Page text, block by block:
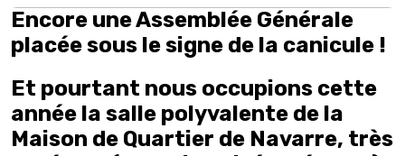
Encore une Assemblée Générale
placée sous le signe de la canicule !
Et pourtant nous occupions cette
année la salle polyvalente de la
Maison de Quartier de Navarre, très